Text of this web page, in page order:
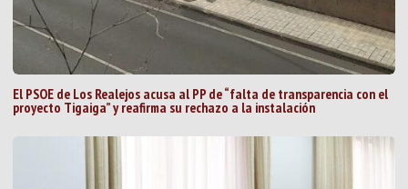
El PSOE de Los Realejos acusa al PP de “falta de transparencia con el
proyecto Tigaiga” y reafirma su rechazo a la instalación